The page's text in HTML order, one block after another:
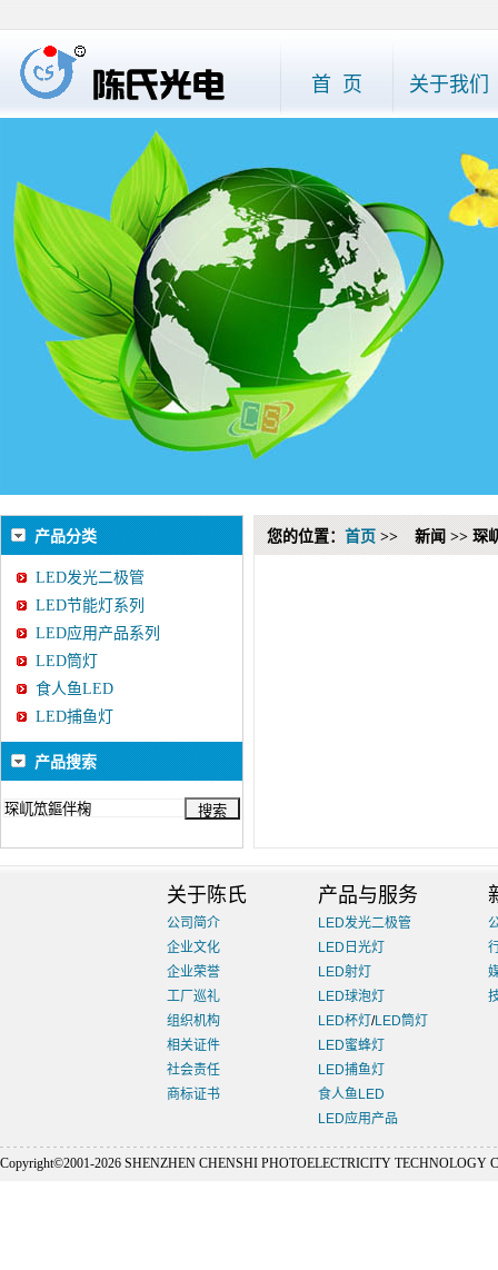
首 页 关于我们
产品分类
LED发光二极管
LED节能灯系列
LED应用产品系列
LED筒灯
食人鱼LED
LED捕鱼灯
产品搜索
您的位置： 首页 >> 新闻 >> 琛
关于陈氏
公司简介
企业文化
企业荣誉
工厂巡礼
组织机构
相关证件
社会责任
商标证书
产品与服务
LED发光二极管
LED日光灯
LED射灯
LED球泡灯
LED杯灯 /LED筒灯
LED蜜蜂灯
LED捕鱼灯
食人鱼LED
LED应用产品
Copyright©2001-2026 SHENZHEN CHENSHI PHOTOELECTRICITY TECHNOLOGY